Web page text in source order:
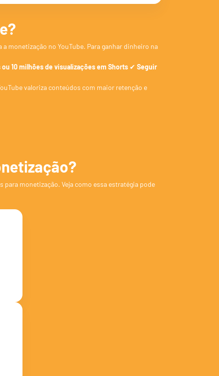
monetização no YouTube. Para ganhar dinheiro na
10 milhões de visualizações em Shorts✔ Seguir
valoriza conteúdos com maior retenção e
monetização. Veja como essa estratégia pode